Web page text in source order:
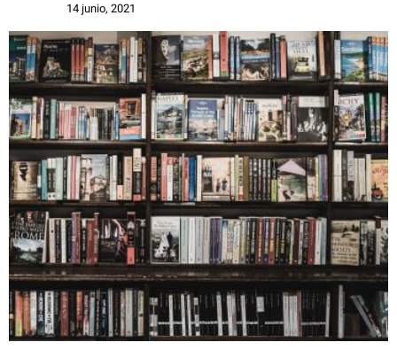
14 junio, 2021